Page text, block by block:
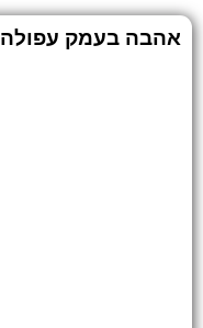
אהבה בעמק עפולה